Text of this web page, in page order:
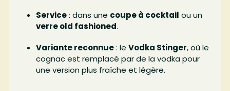
Service: dans une coupe à cocktail ou un
verre old fashioned.
Variante reconnue: le Vodka Stinger, où le
cognac est remplacé par de la vodka pour
une version plus fraîche et légère.